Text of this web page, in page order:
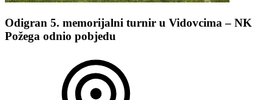
Odigran 5. memorijalni turnir u Vidovcima – NK
Požega odnio pobjedu